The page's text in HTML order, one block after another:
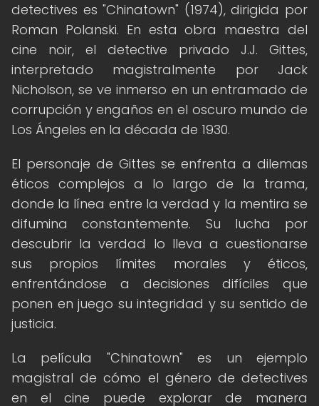
detectives es "Chinatown" (1974), dirigida por
Roman Polanski. En esta obra maestra del
cine noir, el detective privado J.J. Gittes,
interpretado magistralmente por Jack
Nicholson, se ve inmerso en un entramado de
corrupción y engaños en el oscuro mundo de
Los Ángeles en la década de 1930.
El personaje de Gittes se enfrenta a dilemas
éticos complejos a lo largo de la trama,
donde la línea entre la verdad y la mentira se
difumina constantemente. Su lucha por
descubrir la verdad lo lleva a cuestionarse
sus propios límites morales y éticos,
enfrentándose a decisiones difíciles que
ponen en juego su integridad y su sentido de
justicia.
La película "Chinatown" es un ejemplo
magistral de cómo el género de detectives
en el cine puede explorar de manera